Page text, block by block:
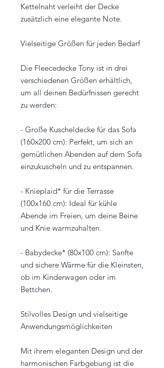
Kettelnaht verleiht der Decke
zusätzlich eine elegante Note.
Vielseitige Größen für jeden Bedarf
Die Fleecedecke Tony ist in drei
verschiedenen Größen erhältlich,
um all deinen Bedürfnissen gerecht
zu werden:
- Große Kuscheldecke für das Sofa
(160x200 cm): Perfekt, um sich an
gemütlichen Abenden auf dem Sofa
einzukuscheln und zu entspannen.
- Knieplaid* für die Terrasse
(100x160 cm): Ideal für kühle
Abende im Freien, um deine Beine
und Knie warmzuhalten.
- Babydecke* (80x100 cm): Sanfte
und sichere Wärme für die Kleinsten,
ob im Kinderwagen oder im
Bettchen.
Stilvolles Design und vielseitige
Anwendungsmöglichkeiten
Mit ihrem eleganten Design und der
harmonischen Farbgebung ist die